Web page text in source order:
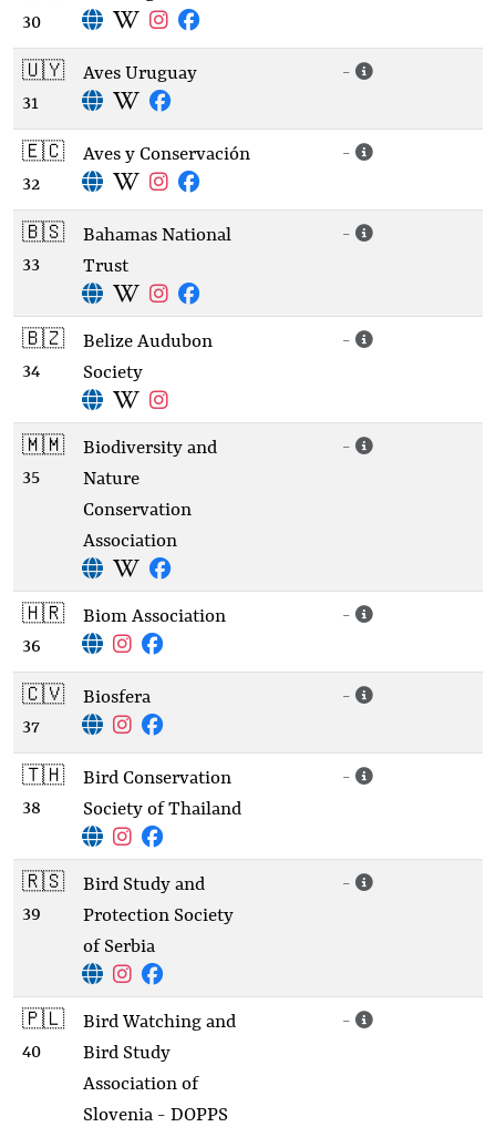
30
🇺🇾
31
Aves Uruguay -
🇪🇨
32
Aves y Conservación -
🇧🇸
33
Bahamas National
Trust
-
🇧🇿
34
Belize Audubon
Society
-
🇲🇲
35
Biodiversity and
Nature
Conservation
Association
-
🇭🇷
36
Biom Association -
🇨🇻
37
Biosfera -
🇹🇭
38
Bird Conservation
Society of Thailand
-
🇷🇸
39
Bird Study and
Protection Society
of Serbia
-
🇵🇱
40
Bird Watching and
Bird Study
Association of
Slovenia - DOPPS
-